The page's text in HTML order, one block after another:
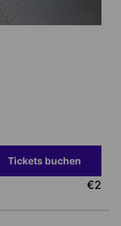
Tickets buchen
€2